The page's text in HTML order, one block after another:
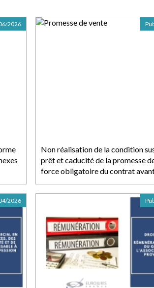
2026
Non réalisation de la condition
prêt et caducité de la promesse
force obligatoire du contrat
2026